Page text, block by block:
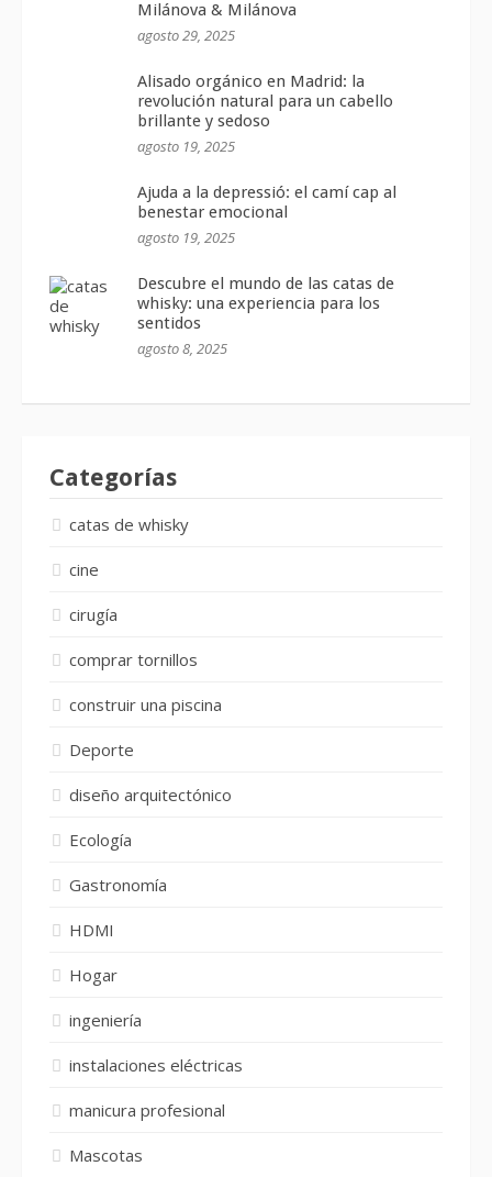
Milánova & Milánova
agosto 29, 2025
Alisado orgánico en Madrid: la
revolución natural para un cabello
brillante y sedoso
agosto 19, 2025
Ajuda a la depressió: el camí cap al
benestar emocional
agosto 19, 2025
Descubre el mundo de las catas de
whisky: una experiencia para los
sentidos
agosto 8, 2025
Categorías
catas de whisky
cine
cirugía
comprar tornillos
construir una piscina
Deporte
diseño arquitectónico
Ecología
Gastronomía
HDMI
Hogar
ingeniería
instalaciones eléctricas
manicura profesional
Mascotas